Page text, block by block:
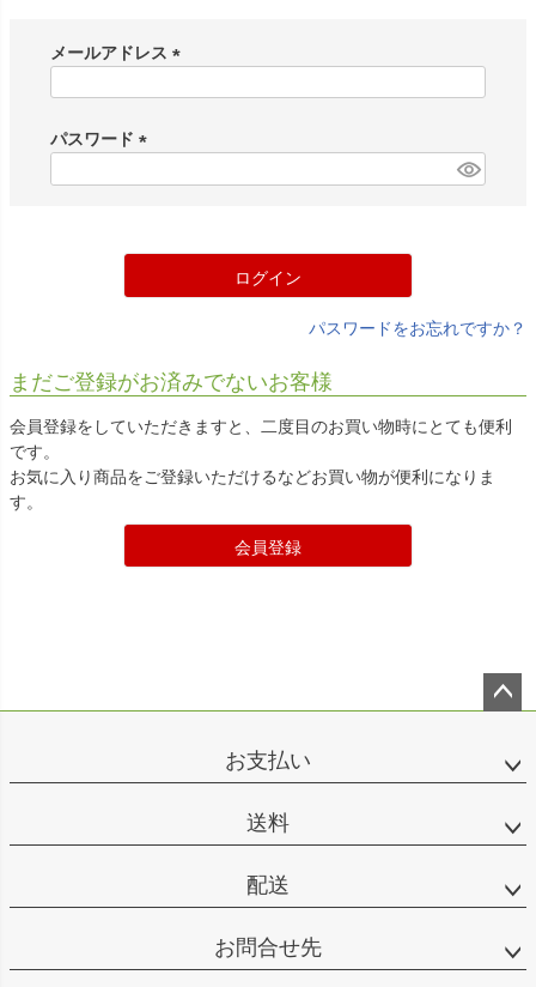
メールアドレス
)
パスワード
ログイン
パスワードをお忘れですか？
まだご登録がお済みでないお客様
会員登録をしていただきますと、二度目のお買い物時にとても便利
です。
お気に入り商品をご登録いただけるなどお買い物が便利になりま
す。
会員登録
お支払い
送料
配送
お問合せ先
ップ